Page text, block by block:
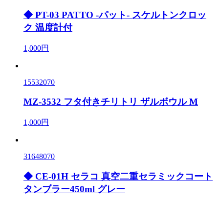
◆ PT-03 PATTO -パット- スケルトンクロッ
ク 温度計付
1,000円
15532070
MZ-3532 フタ付きチリトリ ザルボウル M
1,000円
31648070
◆ CE-01H セラコ 真空二重セラミックコート
タンブラー450ml グレー